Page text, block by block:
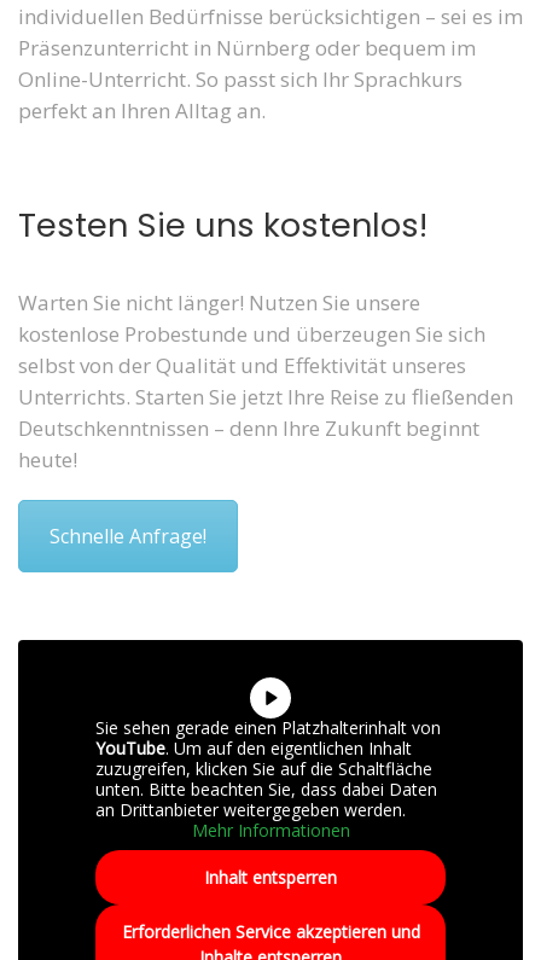
individuellen Bedürfnisse berücksichtigen – sei es im
Präsenzunterricht in Nürnberg oder bequem im
Online-Unterricht. So passt sich Ihr Sprachkurs
perfekt an Ihren Alltag an.
Testen Sie uns kostenlos!
Warten Sie nicht länger! Nutzen Sie unsere
kostenlose Probestunde und überzeugen Sie sich
selbst von der Qualität und Effektivität unseres
Unterrichts. Starten Sie jetzt Ihre Reise zu fließenden
Deutschkenntnissen – denn Ihre Zukunft beginnt
heute!
Schnelle Anfrage!
Sie sehen gerade einen Platzhalterinhalt von
YouTube. Um auf den eigentlichen Inhalt
zuzugreifen, klicken Sie auf die Schaltfläche
unten. Bitte beachten Sie, dass dabei Daten
an Drittanbieter weitergegeben werden.
Mehr Informationen
Inhalt entsperren
Erforderlichen Service akzeptieren und